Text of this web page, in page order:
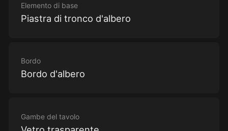
Elemento di base
Piastra di tronco d'albero
Bordo
Bordo d'albero
Gambe del tavolo